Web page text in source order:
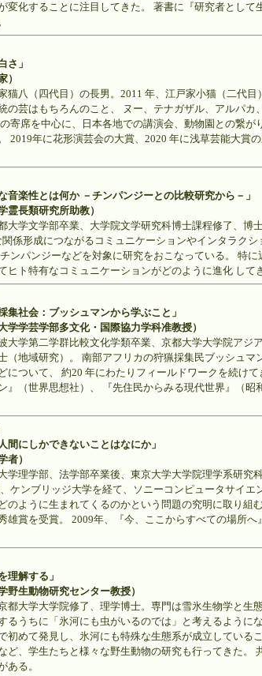
変化することに注目してきた。 著書に『研究者として
さ」
）
猫八（四代目）の長男。2011 年、江戸家小猫（二代目
の芸はもちろんのこと、 ヌー、テナガザル、アルパカ
寄席を中心に、日本各地での講演会、動物園との繋が
2019年に花形演芸会の大賞、2020 年に浅草芸能大賞
音楽性とは何か －チンパンジーとの比較研究から－」
霊長類研究所助教）
大学文学部卒業、大学院文学研究科博士課程修了、博
係形成につながるコミュニケーションやインタラク
ンパンジーなどを対象に研究をおこなっている。 特
ヒト特有なコミュニケーションがどのように進化 して
集社会：ブッシュマンから学ぶこと」
学学芸学部多文化・国際協力学科准教授）
大学第二学群比較文化学類卒業、京都大学大学院アジ
（地域研究）。 南部アフリカの狩猟採集民ブッシュマ
について、 約20 年にわたりフィールドワークを続け
』（世界思想社）、 『先住民からみる現代世界』（昭
間にしかできないことはなにか」
者）
学理学部、法学部卒業後、東京大学大学院理学系研究
ケンブリッジ大学を経て、ソニーコンピュータサイエ
のように生まれてくるのかという問題の究明に取り組
雄賞を受賞。 2009年、『今、ここからすべての場所
理解する」
野生動物研究センター教授）
都大学大学院修了、理学博士。専門は雪氷生物学と生
るうちに「氷河にも虫がいるのでは」と考えるように
初めて発見し、氷河にも特殊な生態系が成立している
ど、学生たちと様々な野生動物の研究も行ってきた。
ある。